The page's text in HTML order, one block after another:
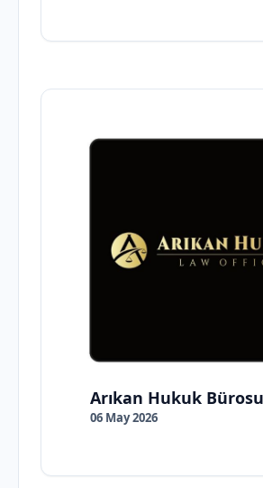
Arıkan Hukuk Bürosu
06 May 2026